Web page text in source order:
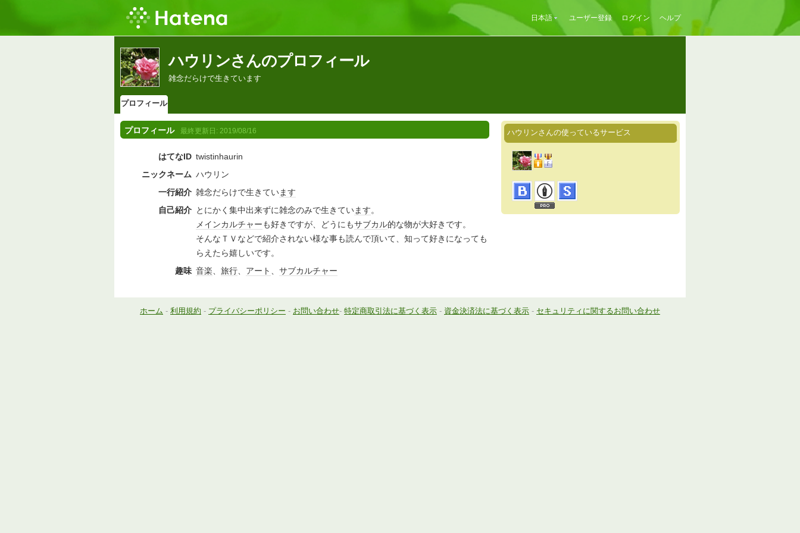
日本語 ユーザー登録 ログイン ヘルプ
ハウリンさんのプロフィール
雑念だらけで生きています
プロフィール
プロフィール 最終更新日: 2019/08/16
はてなID twistinhaurin
ニックネーム ハウリン
一行紹介 雑念だらけで生きています
自己紹介 とにかく集中出来ずに雑念のみで生きています。
メインカルチャーも好きですが、どうにもサブカル的な物が大好きです。
そんなＴＶなどで紹介されない様な事も読んで頂いて、知って好きになっても
らえたら嬉しいです。
趣味 音楽、 旅行、 アート 、 サブカルチャー
ハウリンさんの使っているサービス
ホーム - 利用規約 - プライバシーポリシー - お問い合わせ- 特定商取引法に基づく表示 - 資金決済法に基づく表示 - セキュリティに関するお問い合わせ